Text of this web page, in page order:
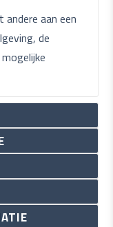
aan een
de